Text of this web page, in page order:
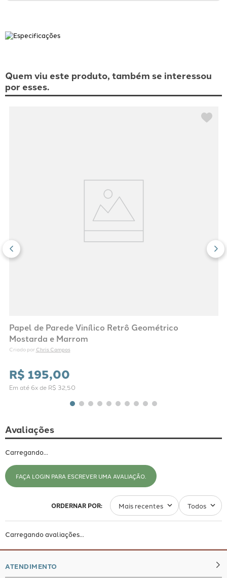
Quem viu este produto, também se interessou
por esses.
Papel de Parede Vinílico Retrô Geométrico
Mostarda e Marrom
Criado por Chris Campos
R$ 195,00
Em até 6x de R$ 32, 50
Avaliações
Carregando…
FAÇA LOGIN PARA ESCREVER UMA AVALIAÇÃO.
Mais recentes Todos
Carregando avaliações…
ATENDIMENTO